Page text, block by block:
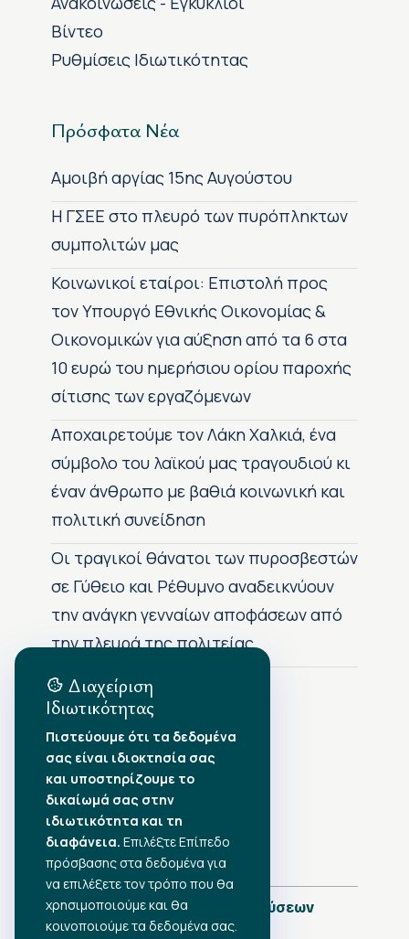
Βίντεο
Ρυθμίσεις Ιδιωτικότητας
Πρόσφατα Νέα
Αμοιβή αργίας 15ης Αυγούστου
H ΓΣΕΕ στο πλευρό των πυρόπληκτων
συμπολιτών μας
Κοινωνικοί εταίροι: Επιστολή προς
τον Υπουργό Εθνικής Οικονομίας &
Οικονομικών για αύξηση από τα 6 στα
10 ευρώ του ημερήσιου ορίου παροχής
σίτισης των εργαζόμενων
Αποχαιρετούμε τον Λάκη Χαλκιά, ένα
σύμβολο του λαϊκού μας τραγουδιού κι
έναν άνθρωπο με βαθιά κοινωνική και
πολιτική συνείδηση
Οι τραγικοί θάνατοι των πυροσβεστών
σε Γύθειο και Ρέθυμνο αναδεικνύουν
την ανάγκη γενναίων αποφάσεων από
την πλευρά της πολιτείας
Αρχείο Δημοσιεύσεων
•Αύγουστος 2026
•Ιούλιος 2026
•Ιούνιος 2026
•Μάιος 2026
•Απρίλιος 2026
•Μάρτιος 2026
Πλήρες Ημερολόγιο Δημοσιεύσεων
Διαχείριση
Ιδιωτικότητας
Πιστεύουμε ότι τα δεδομένα
σας είναι ιδιοκτησία σας
και υποστηρίζουμε το
δικαίωμά σας στην
ιδιωτικότητα και τη
διαφάνεια. Επιλέξτε Επίπεδο
πρόσβασης στα δεδομένα για
να επιλέξετε τον τρόπο που θα
χρησιμοποιούμε και θα
κοινοποιούμε τα δεδομένα σας.